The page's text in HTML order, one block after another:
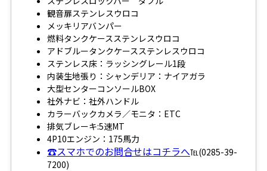
観音扉ステンレスウロコ
メッキリアバンパー
燃料タンクケースステンレスウロコ
アドブルータンクケースステンレスウロコ
ステンレス床：ラッシングレール1段
内装生地張り：シャンデリア：ナイアガラ
大型センターコンソールBOX
社外ナビ：社外ハンドル
カラーバックカメラ／モニタ：ETC
排気ブレーキ:5速MT
4P10エンジン：175馬力
☎スマホでのお問合せはコチラへ℡(0285-39-
7200)